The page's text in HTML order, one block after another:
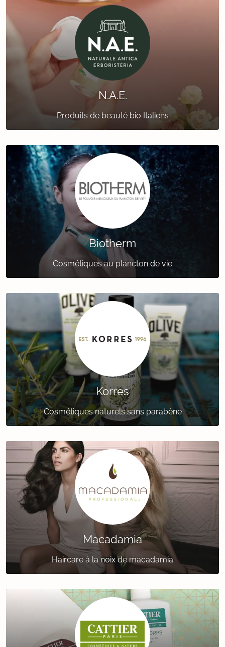
N.A.E.
Produits de beauté bio Italiens
Biotherm
Cosmétiques au plancton de vie
Korres
Cosmétiques naturels sans parabène
Macadamia
Haircare à la noix de macadamia